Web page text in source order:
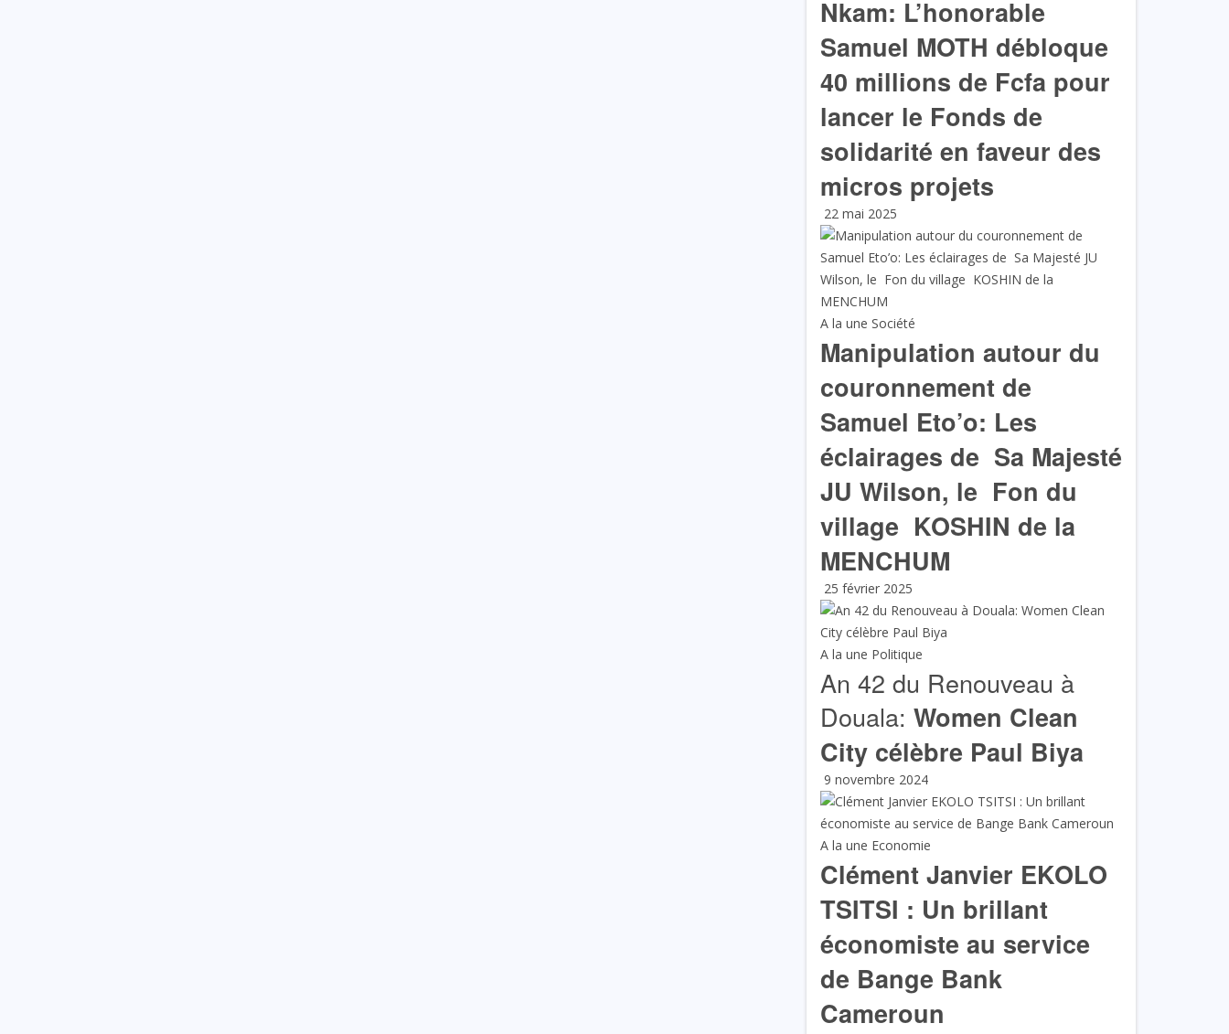
Nkam: L’honorable
Samuel MOTH débloque
40 millions de Fcfa pour
lancer le Fonds de
solidarité en faveur des
micros projets
22 mai 2025
A la une Société
Manipulation autour du
couronnement de
Samuel Eto’o: Les
éclairages de Sa Majesté
JU Wilson, le Fon du
village KOSHIN de la
MENCHUM
25 février 2025
A la une Politique
An 42 du Renouveau à
Douala:Women Clean
City célèbre Paul Biya
9 novembre 2024
A la une Economie
Clément Janvier EKOLO
TSITSI : Un brillant
économiste au service
de Bange Bank
Cameroun